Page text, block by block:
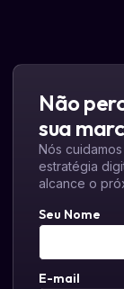
Não
sua
Nós
estratégia
alcance o
Seu Nome
E-mail